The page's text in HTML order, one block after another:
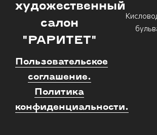
художественный
салон
"РАРИТЕТ"
Пользовательское
соглашение.
Политика
конфиденциальности.